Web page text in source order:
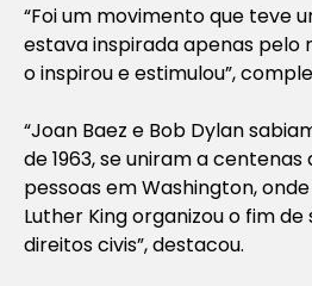
“Foi um movimento que teve
estava inspirada apenas pelo
o inspirou e estimulou”,
“Joan Baez e Bob Dylan
de 1963, se uniram a
pessoas em Washington,
Luther King organizou o fim
direitos civis”, destacou.